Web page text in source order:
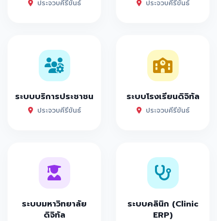
ประจวบคีรีขันธ์ ประจวบคีรีขันธ์
ระบบบริการประชาชน
ประจวบคีรีขันธ์
ระบบโรงเรียนดิจิทัล
ประจวบคีรีขันธ์
ระบบมหาวิทยาลัย
ดิจิทัล
ระบบคลินิก (Clinic
ERP)